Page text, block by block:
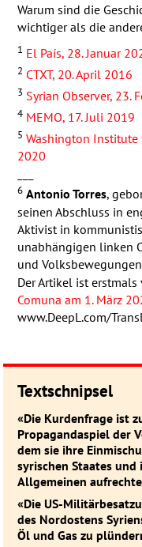
Warum sind die
wichtiger als die
1 El País, 28. Januar
2 CTXT, 20. April 2016
3 Syrian Observer, 23.
4 MEMO, 17. Juli 2019
5 Washington Institute
2020
6 Antonio Torres,
seinen Abschluss in
Aktivist in
unabhängigen linken
und
Der Artikel ist
Comuna am 1. März
www.DeepL.com/
Textschnipsel
«Die Kurdenfrage ist
Propagandaspiel der
dem sie ihre
syrischen Staates
Allgemeinen
«Die US-
des Nordostens
Öl und Gas zu